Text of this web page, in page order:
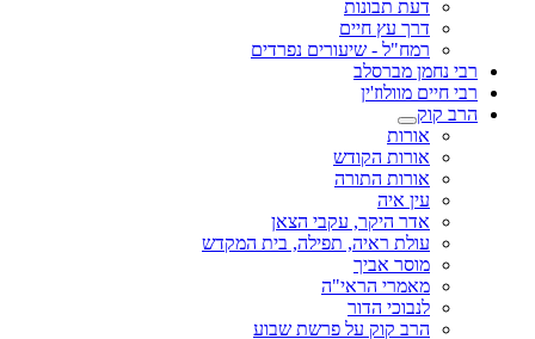
דעת תבונות
דרך עץ חיים
רמח"ל - שיעורים נפרדים
רבי נחמן מברסלב
רבי חיים מוולוז'ין
הרב קוק
אורות
אורות הקודש
אורות התורה
עין איה
אדר היקר, עקבי הצאן
עולת ראיה, תפילה, בית המקדש
מוסר אביך
מאמרי הראי"ה
לנבוכי הדור
הרב קוק על פרשת שבוע